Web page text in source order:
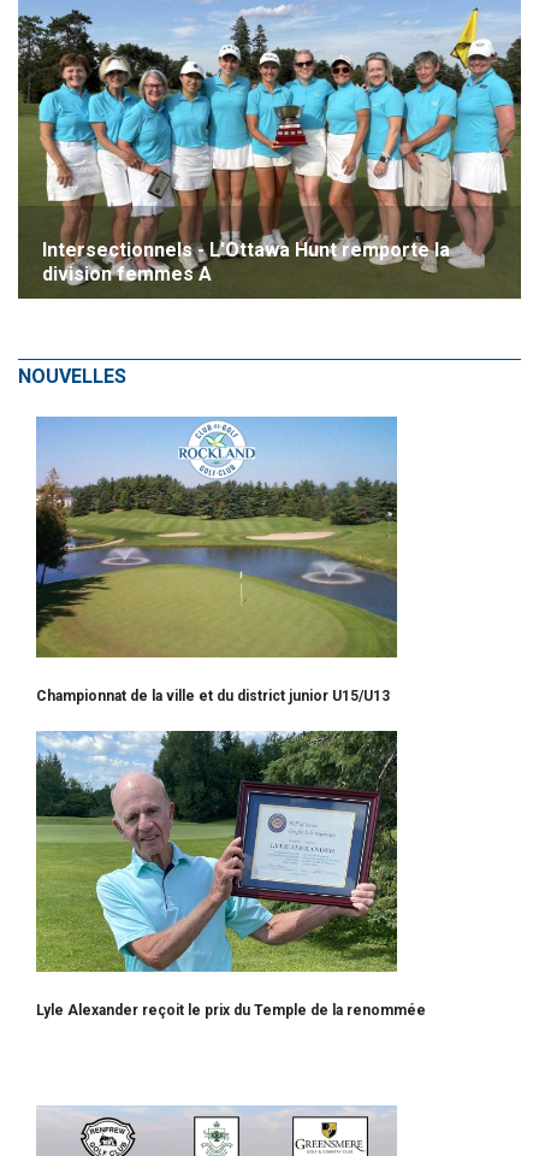
Intersectionnels - L'Ottawa Hunt remporte la
division femmes A
NOUVELLES
Championnat de la ville et du district junior U15/U13
Lyle Alexander reçoit le prix du Temple de la renommée